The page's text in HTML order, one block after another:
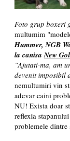
Foto grup boxeri
multumim
Hummer, NGB
la canisaNew
“Ajutati-ma, am
devenit imposibil
nemultumiri vin
adevar caini
NU! Exista doar
reflexia
problemele